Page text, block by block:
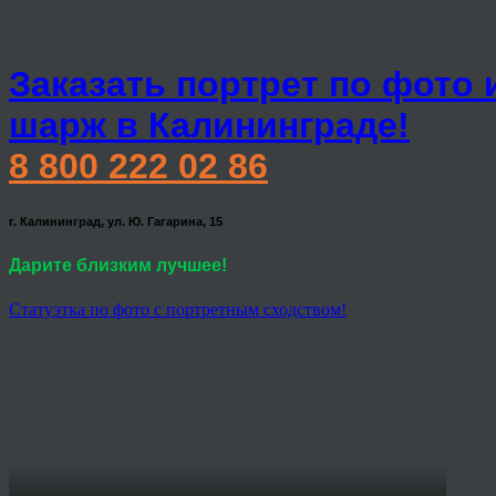
Заказать портрет по фото
шарж в Калининграде!
8 800 222 02 86
г. Калининград, ул. Ю. Гагарина, 15
Дарите близким лучшее!
Статуэтка по фото с портретным сходством!